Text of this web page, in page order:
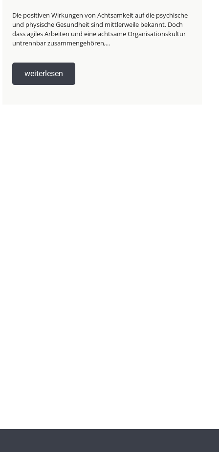
Die positiven Wirkungen von Achtsamkeit auf die psychische
und physische Gesundheit sind mittlerweile bekannt. Doch
dass agiles Arbeiten und eine achtsame Organisationskultur
untrennbar zusammengehören,...
weiterlesen